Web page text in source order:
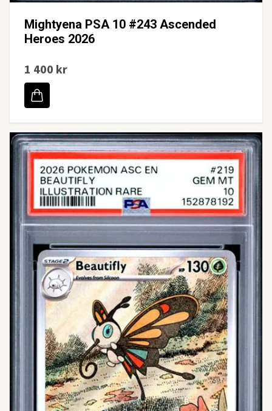
Mightyena PSA 10 #243 Ascended
Heroes 2026
1 400 kr